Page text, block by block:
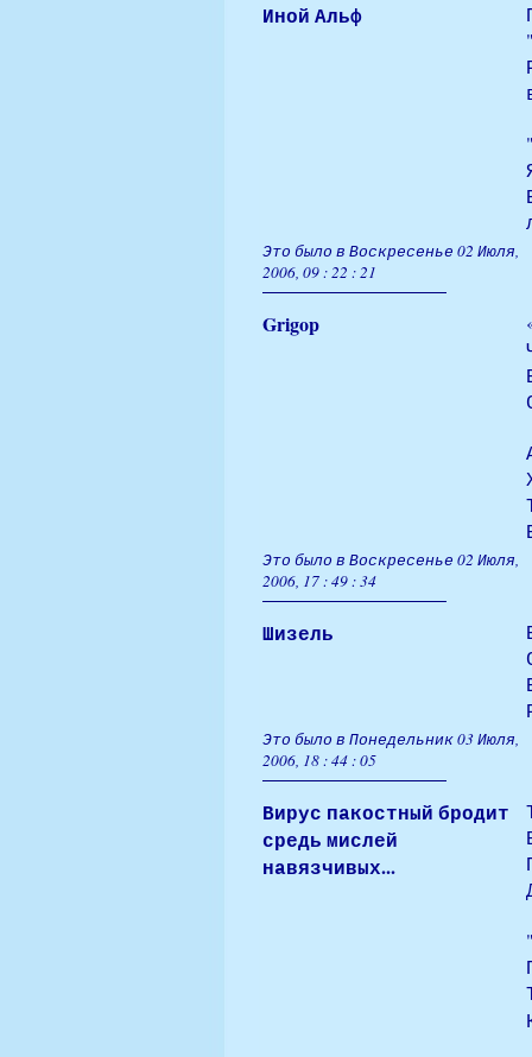
Иной Альф
Это было в Воскресенье 02 Июля,
2006, 09 : 22 : 21
Grigop
Это было в Воскресенье 02 Июля,
2006, 17 : 49 : 34
Шизель
Это было в Понедельник 03 Июля,
2006, 18 : 44 : 05
Вирус пакостный бродит
средь мислей
навязчивых...